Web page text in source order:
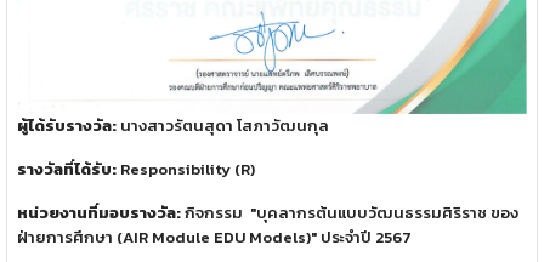
ผู้ได้รับรางวัล: นางสาวรัตนสุดา โสภาวัฒนกุล
รางวัลที่ได้รับ: Responsibility (R)
หน่วยงานที่มอบรางวัล:กิจกรรม "บุคลากรต้นแบบวัฒนธรรมศิริราช ของ
ฝ่ายการศึกษา (AIR Module EDU Models)" ประจำปี 2567